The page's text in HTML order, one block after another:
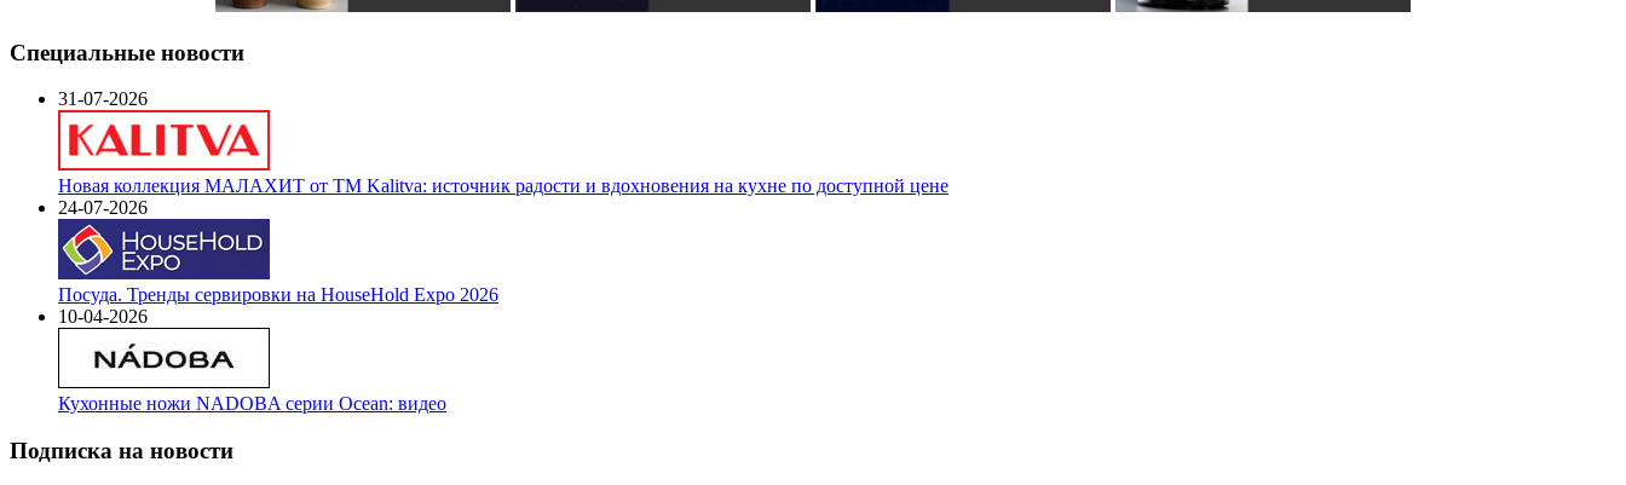
Специальные новости
31-07-2026
Новая коллекция МАЛАХИТ от ТМ Kalitva: источник радости и вдохновения на кухне по доступной цене
24-07-2026
Посуда. Тренды сервировки на HouseHold Expo 2026
10-04-2026
Кухонные ножи NADOBA серии Ocean: видео
Подписка на новости